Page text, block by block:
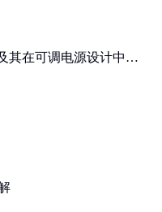
其在可调电源设计中的